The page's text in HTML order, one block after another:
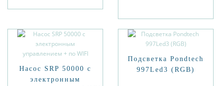
Насос SRP 50000 с
электронным
Подсветка Pondtech
997Led3 (RGB)